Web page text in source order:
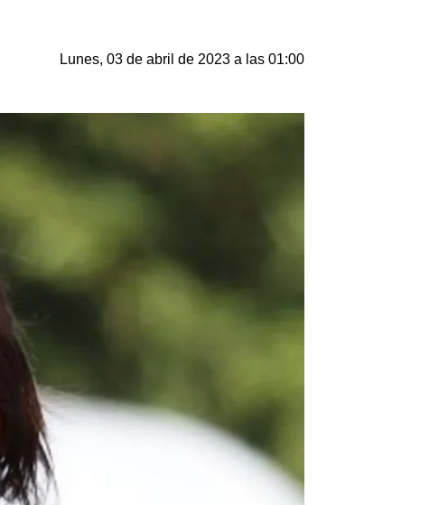
Lunes, 03 de abril de 2023 a las 01:00